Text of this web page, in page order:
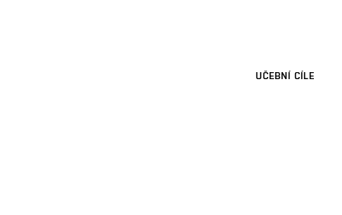
UČEBNÍ CÍLE